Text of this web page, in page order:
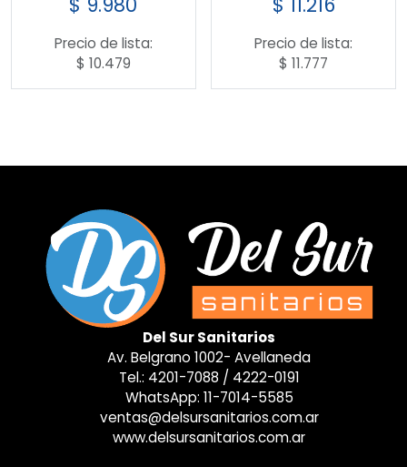
Precio de lista:
$ 10.479
Precio de lista:
$ 11.777
Del Sur Sanitarios
Av. Belgrano 1002- Avellaneda
Tel.: 4201-7088 / 4222-0191
WhatsApp: 11-7014-5585
ventas@delsursanitarios.com.ar
www.delsursanitarios.com.ar